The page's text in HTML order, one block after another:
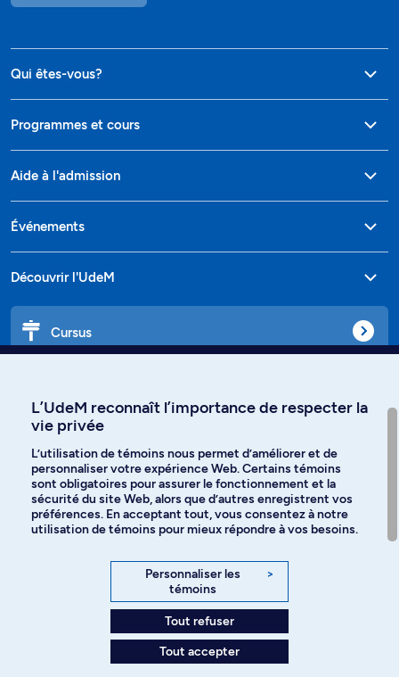
Qui êtes-vous?
Programmes et cours
Aide à l'admission
Événements
Découvrir l'UdeM
Cursus
Langues
Facebook Instagram
YouTube
Politique de confidentialité
L’UdeM reconnaît l’importance de respecter la
vie privée
L’utilisation de témoins nous permet d’améliorer et de
personnaliser votre expérience Web. Certains témoins
sont obligatoires pour assurer le fonctionnement et la
sécurité du site Web, alors que d’autres enregistrent vos
préférences. En acceptant tout, vous consentez à notre
utilisation de témoins pour mieux répondre à vos besoins.
Personnaliser les
témoins
>
Tout refuser
Tout accepter